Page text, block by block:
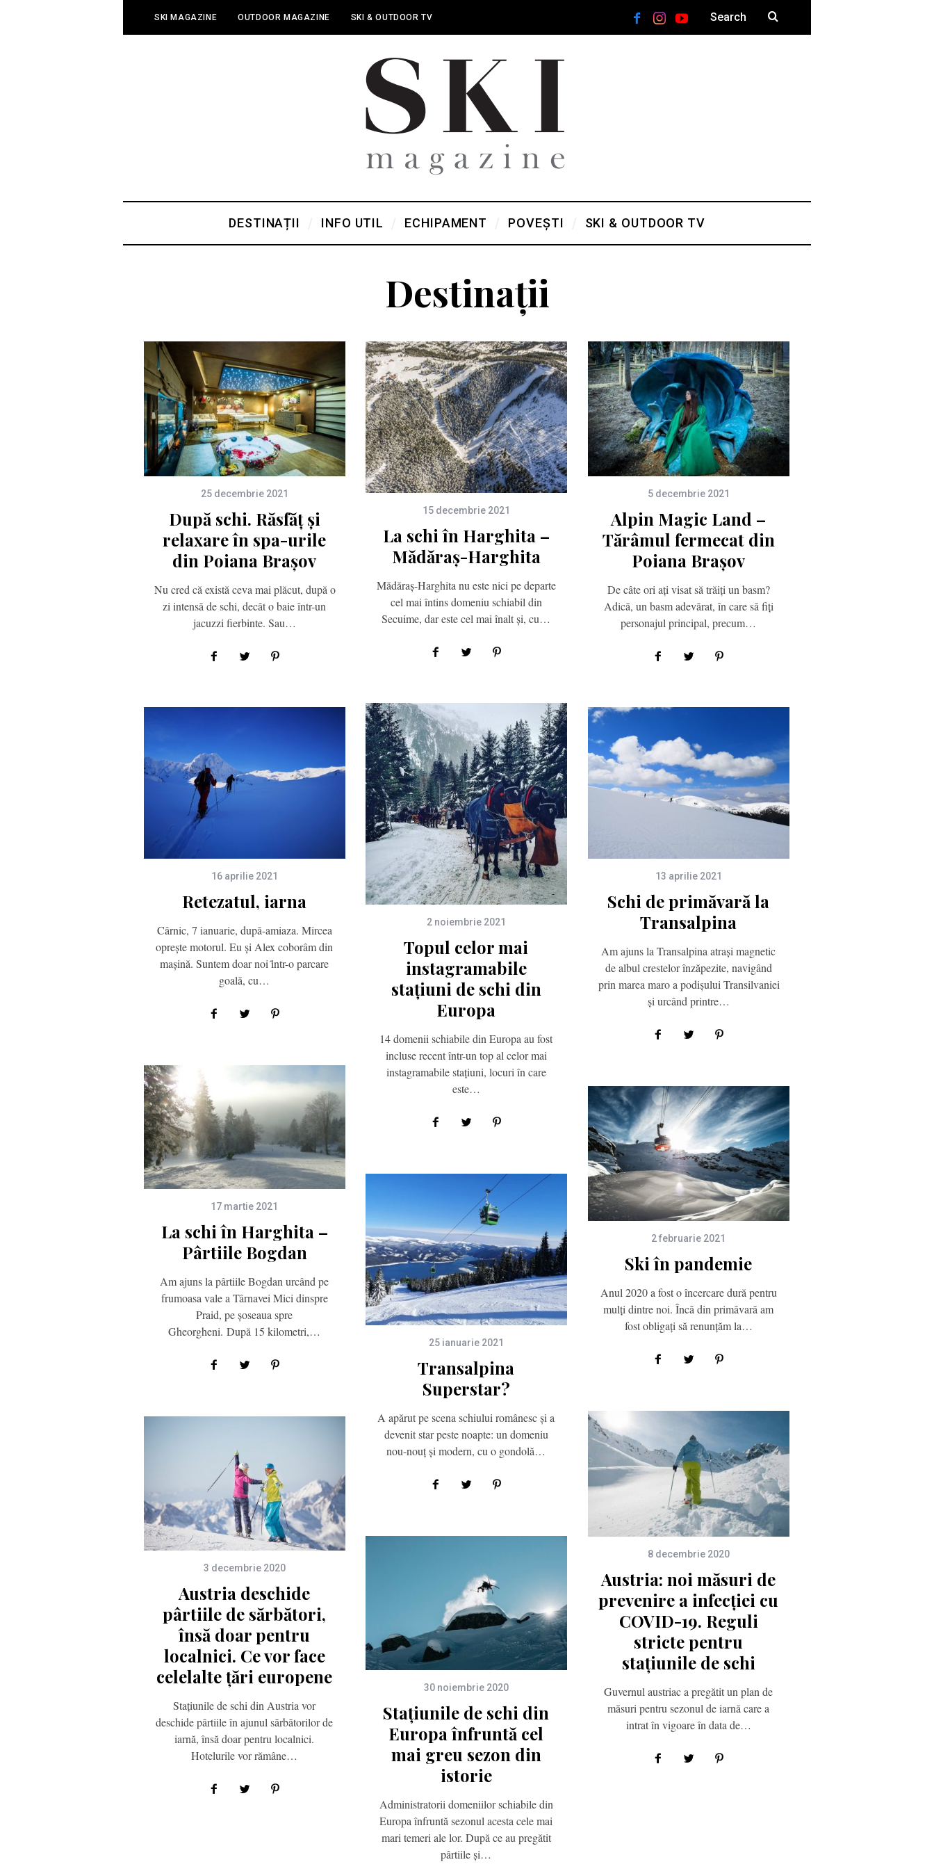
SKI MAGAZINE OUTDOOR MAGAZINE SKI & OUTDOOR TV
DESTINAȚII INFO UTIL ECHIPAMENT POVEȘTI SKI & OUTDOOR TV
Destinații
25 decembrie 2021
După schi. Răsfăț și
relaxare în spa-urile
din Poiana Brașov
Nu cred că există ceva mai plăcut, după o
zi intensă de schi, decât o baie într-un
jacuzzi fierbinte. Sau…
15 decembrie 2021
La schi în Harghita –
Mădăraș-Harghita
Mădăraș-Harghita nu este nici pe departe
cel mai întins domeniu schiabil din
Secuime, dar este cel mai înalt și, cu…
5 decembrie 2021
Alpin Magic Land –
Tărâmul fermecat din
Poiana Brașov
De câte ori ați visat să trăiți un basm?
Adică, un basm adevărat, în care să fiți
personajul principal, precum…
2 noiembrie 2021
Topul celor mai
instagramabile
stațiuni de schi din
Europa
14 domenii schiabile din Europa au fost
incluse recent într-un top al celor mai
instagramabile stațiuni, locuri în care
este…
16 aprilie 2021
Retezatul, iarna
Cârnic, 7 ianuarie, după-amiaza. Mircea
opreşte motorul. Eu şi Alex coborâm din
maşină. Suntem doar noi ȋntr-o parcare
goală, cu…
13 aprilie 2021
Schi de primăvară la
Transalpina
Am ajuns la Transalpina atraşi magnetic
de albul crestelor înzăpezite, navigând
prin marea maro a podişului Transilvaniei
şi urcând printre…
17 martie 2021
La schi în Harghita –
Pârtiile Bogdan
Am ajuns la pârtiile Bogdan urcând pe
frumoasa vale a Târnavei Mici dinspre
Praid, pe șoseaua spre
Gheorgheni. După 15 kilometri,…
2 februarie 2021
Ski în pandemie
Anul 2020 a fost o încercare dură pentru
mulți dintre noi. Încă din primăvară am
fost obligați să renunțăm la…
25 ianuarie 2021
Transalpina
Superstar?
A apărut pe scena schiului românesc și a
devenit star peste noapte: un domeniu
nou-nouț și modern, cu o gondolă…
8 decembrie 2020
Austria: noi măsuri de
prevenire a infecției cu
COVID-19. Reguli
stricte pentru
stațiunile de schi
Guvernul austriac a pregătit un plan de
măsuri pentru sezonul de iarnă care a
intrat în vigoare în data de…
3 decembrie 2020
Austria deschide
pârtiile de sărbători,
însă doar pentru
localnici. Ce vor face
celelalte țări europene
Stațiunile de schi din Austria vor
deschide pârtiile în ajunul sărbătorilor de
iarnă, însă doar pentru localnici.
Hotelurile vor rămâne…
30 noiembrie 2020
Stațiunile de schi din
Europa înfruntă cel
mai greu sezon din
istorie
Administratorii domeniilor schiabile din
Europa înfruntă sezonul acesta cele mai
mari temeri ale lor. După ce au pregătit
pârtiile și…